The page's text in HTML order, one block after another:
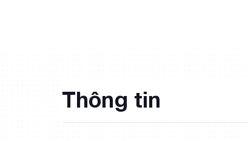
Thông tin